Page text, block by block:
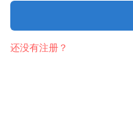
还没有注册？